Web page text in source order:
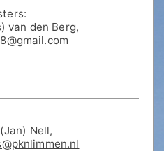
van den Berg,
Nell,